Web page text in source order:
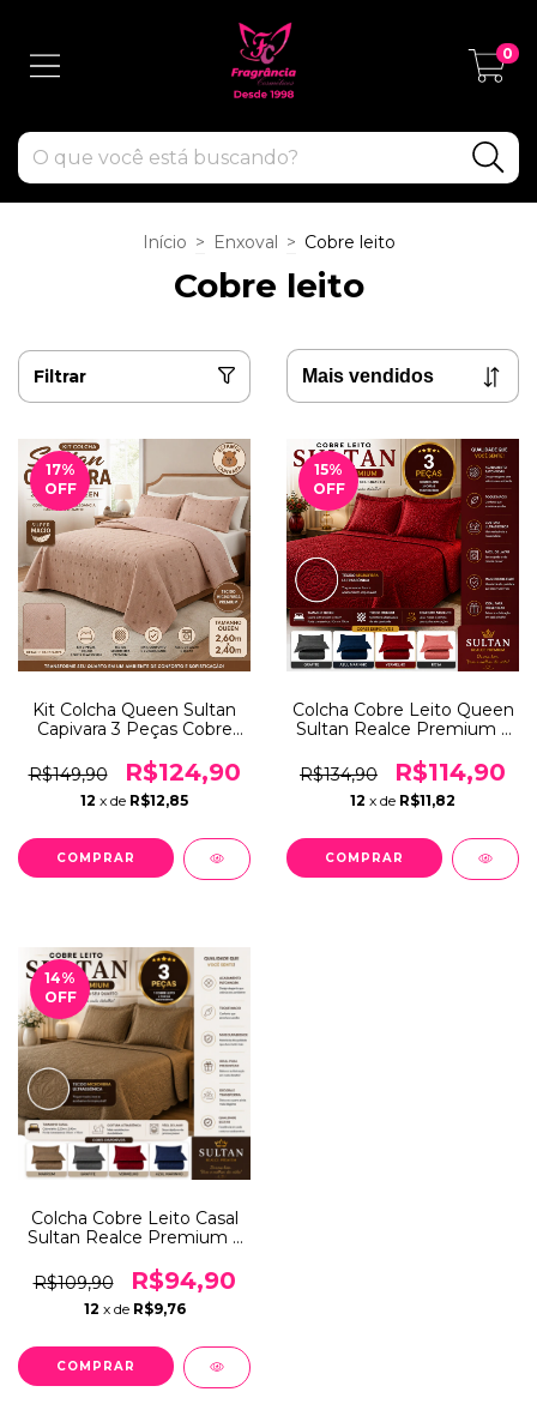
0
Início > Enxoval > Cobre leito
Cobre leito
Filtrar
17%
OFF
Kit Colcha Queen Sultan
Capivara 3 Peças Cobre
Travesseiros - 2,60 x 2,40 –
Conforto e Estilo Divertido
R$149,90 R$124,90
12 x de R$12,85
15%
OFF
Colcha Cobre Leito Queen
Sultan Realce Premium 3
Portas Travesseiros –
Conforto e Elegância
R$134,90 R$114,90
12 x de R$11,82
COMPRAR
14%
OFF
Colcha Cobre Leito Casal
Sultan Realce Premium 3
Portas Travesseiros –
Conforto e Elegância
R$109,90 R$94,90
12 x de R$9,76
COMPRAR